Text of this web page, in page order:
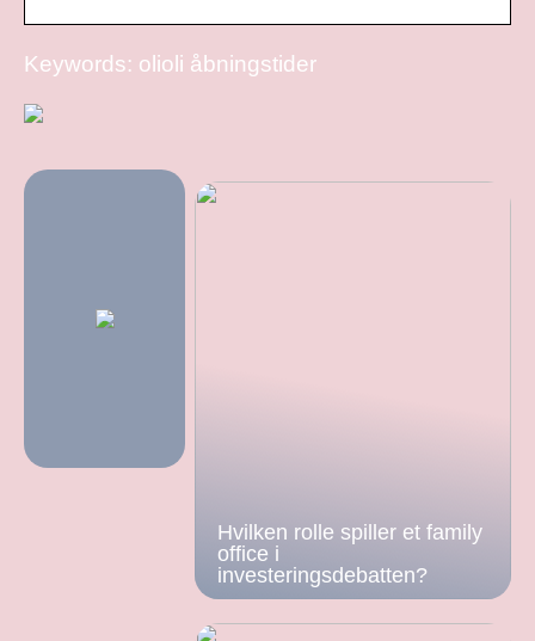
Keywords: olioli åbningstider
Hvilken rolle spiller et family
office i
investeringsdebatten?